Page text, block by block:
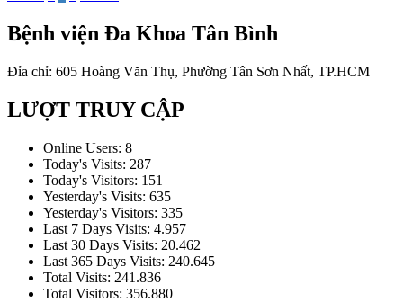
Bệnh viện Đa Khoa Tân Bình
Đỉa chỉ: 605 Hoàng Văn Thụ, Phường Tân Sơn Nhất, TP.HCM
LƯỢT TRUY CẬP
Online Users: 8
Today's Visits: 287
Today's Visitors: 151
Yesterday's Visits: 635
Yesterday's Visitors: 335
Last 7 Days Visits: 4.957
Last 30 Days Visits: 20.462
Last 365 Days Visits: 240.645
Total Visits: 241.836
Total Visitors: 356.880